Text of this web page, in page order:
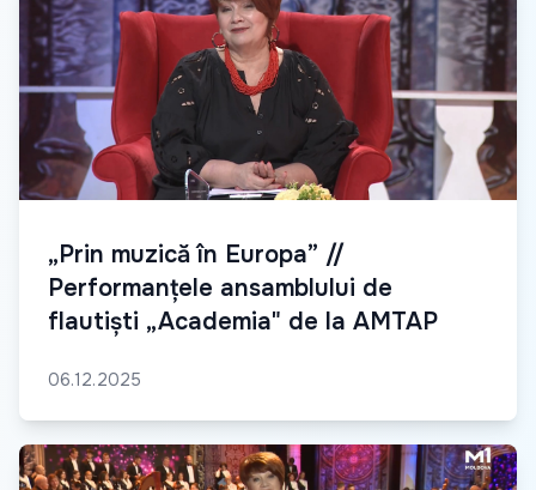
„Prin muzică în Europa” //
Performanțele ansamblului de
flautiști „Academia" de la AMTAP
06.12.2025